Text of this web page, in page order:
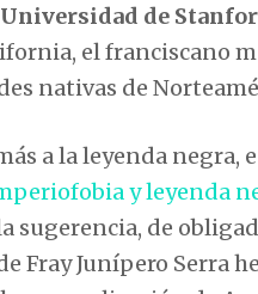
Universidad de
el franciscano
nativas de
a la leyenda negra,
y leyenda
sugerencia, de
Fray Junípero Serra